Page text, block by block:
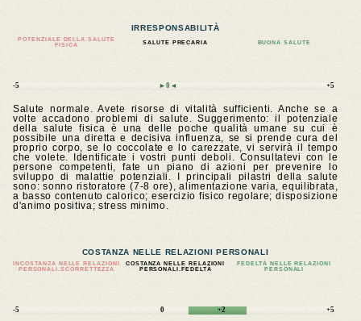
IRRESPONSABILITÀ
POTENZIALE DELLA SALUTE
FISICA
SALUTE PRECARIA BUONA SALUTE
-5 ►0◄ +5
Salute normale. Avete risorse di vitalità sufficienti. Anche se a
volte accadono problemi di salute. Suggerimento: il potenziale
della salute fisica è una delle poche qualità umane su cui è
possibile una diretta e decisiva influenza, se si prende cura del
proprio corpo, se lo coccolate e lo carezzate, vi servirà il tempo
che volete. Identificate i vostri punti deboli. Consultatevi con le
persone competenti, fate un piano di azioni per prevenire lo
sviluppo di malattie potenziali. I principali pilastri della salute
sono: sonno ristoratore (7-8 ore), alimentazione varia, equilibrata,
a basso contenuto calorico; esercizio fisico regolare; disposizione
d'animo positiva; stress minimo.
COSTANZA NELLE RELAZIONI PERSONALI
INCOSTANZA NELLE RELAZIONI
PERSONALI.SCORRETTEZZA
COSTANZA NELLE RELAZIONI
PERSONALI.FEDELTÀ
FEDELTÀ NELLE RELAZIONI
PERSONALI
-5 0 +2 +5